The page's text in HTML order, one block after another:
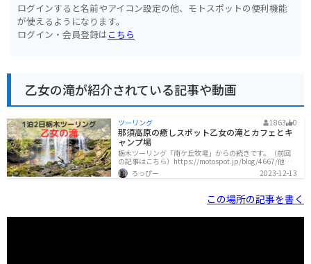
ログインすると名前やアイコン設定の他、モトスポットの便利機能
が使えるようになります。
ログイン・会員登録はこちら
乙女の滝が紹介されている記事や動画
ツーリング 1863 0
那須高原の癒しスポット乙女の滝とカフェとキ
ャンプ場
栃木ツーリング「南ケ丘牧場」からの続きです。（前回
の記事はこちら）https://motospot.jp/blog/4667/他の
記事は以下のリンクから辿れます。今回のツーリングル
ート大谷資料館宇都宮餃子さつきもみじ谷大吊橋源三窟
（ここから二日目）殺生石温泉神社南ケ丘牧場乙女の滝
（この記事）沼ッ原湿原那珂川清流鉄道竜門の滝安住神
に来てなかったなということで、乙女の滝へとやってき
ろっぴー 2023-12-13
この場所の記事を書く